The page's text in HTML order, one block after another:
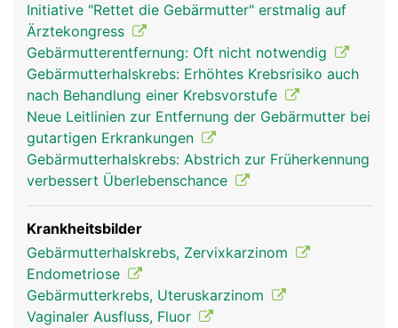
Initiative "Rettet die Gebärmutter" erstmalig auf
Ärztekongress
Gebärmutterentfernung: Oft nicht notwendig
Gebärmutterhalskrebs: Erhöhtes Krebsrisiko auch
nach Behandlung einer Krebsvorstufe
Neue Leitlinien zur Entfernung der Gebärmutter bei
gutartigen Erkrankungen
Gebärmutterhalskrebs: Abstrich zur Früherkennung
verbessert Überlebenschance
Krankheitsbilder
Gebärmutterhalskrebs, Zervixkarzinom
Endometriose
Gebärmutterkrebs, Uteruskarzinom
Vaginaler Ausfluss, Fluor